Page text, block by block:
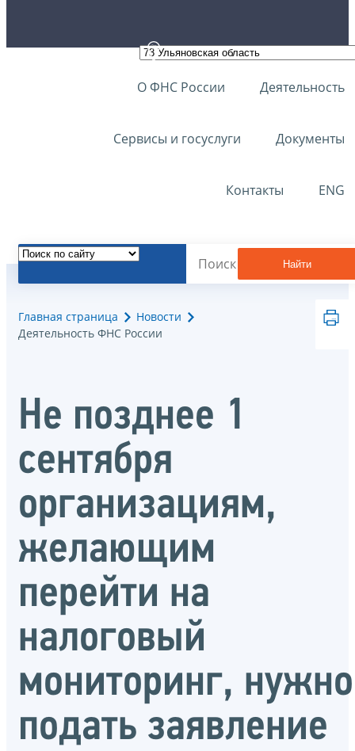
О ФНС России Деятельность
Сервисы и госуслуги Документы
Контакты ENG
Найти
Главная страница
Новости
Деятельность ФНС России
Не позднее 1
сентября
организациям,
желающим
перейти на
налоговый
мониторинг, нужно
подать заявление